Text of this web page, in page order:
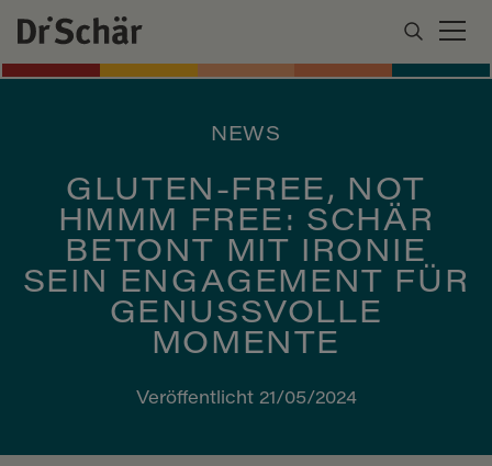
NEWS
GLUTEN-FREE, NOT
HMMM FREE: SCHÄR
BETONT MIT IRONIE
SEIN ENGAGEMENT FÜR
GENUSSVOLLE
MOMENTE
Veröffentlicht 21/05/2024